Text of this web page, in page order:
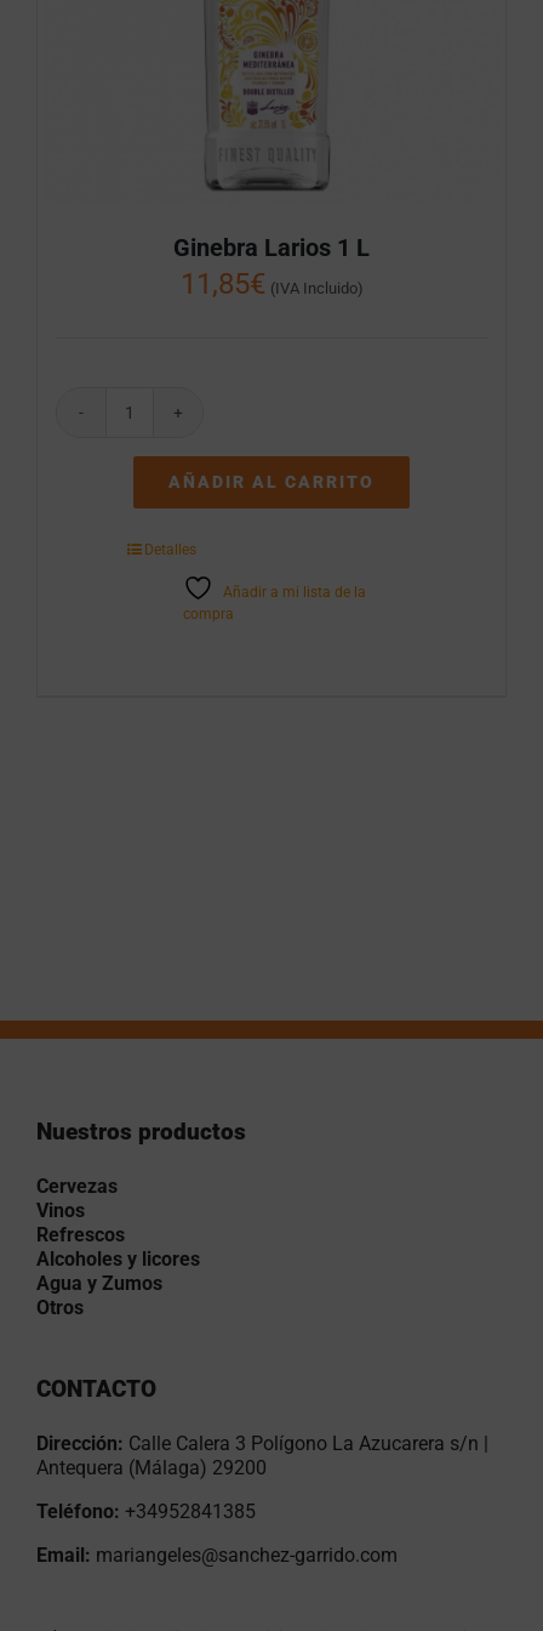
Ginebra Larios 1 L
11,85€ (IVA Incluido)
Ginebra
AÑADIR AL CARRITO
Detalles
Añadir a mi lista de la
compra
Nuestros productos
Cervezas
Vinos
Refrescos
Alcoholes y licores
Agua y Zumos
Otros
CONTACTO
Dirección: Calle Calera 3 Polígono La Azucarera s/n |
Antequera (Málaga) 29200
Teléfono: +34952841385
Email: mariangeles@sanchez-garrido.com